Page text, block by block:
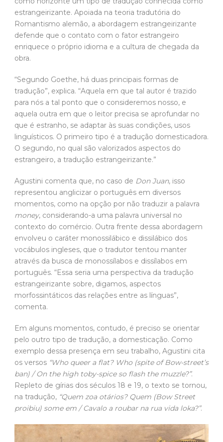
“Segundo Goethe, há duas principais formas de
tradução”, explica. “Aquela em que tal autor é trazido
para nós a tal ponto que o consideremos nosso, e
aquela outra em que o leitor precisa se aprofundar no
que é estranho, se adaptar às suas condições, usos
O segundo, no qual são valorizados aspectos do
estrangeiro, a tradução estrangeirizante.”
Agustini comenta que, no caso deDon Juan, isso
representou anglicizar o português em diversos
momentos, como na opção por não traduzir a palavra
money, considerando-a uma palavra universal no
contexto do comércio. Outra frente dessa abordagem
vocábulos ingleses, que o tradutor tentou manter
através da busca de monossílabos e dissílabos em
português. “Essa seria uma perspectiva da tradução
estrangeirizante sobre, digamos, aspectos
morfossintáticos das relações entre as línguas”,
comenta.
Em alguns momentos, contudo, é preciso se orientar
pelo outro tipo de tradução, a domesticação. Como
exemplo dessa presença em seu trabalho, Agustini cita
os versos“Who queer a flat? Who (spite of Bow-street’s
ban) / On the high toby-spice so flash the muzzle?”
na tradução, “Quem zoa otários? Quem (Bow Street
proibiu) some em / Cavalo a roubar na rua vida loka?”